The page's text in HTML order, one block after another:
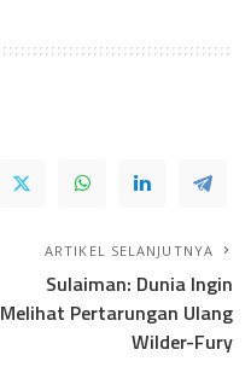
ARTIKEL SELANJUTNYA
Sulaiman: Dunia Ingin
Melihat Pertarungan Ulang
Wilder-Fury